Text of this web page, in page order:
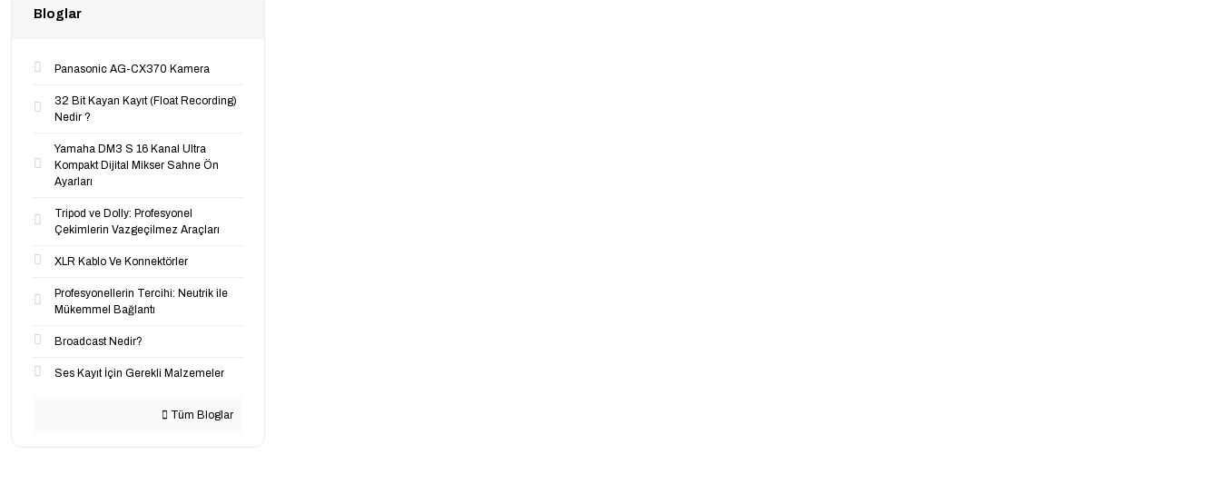
Bloglar
Panasonic AG-CX370 Kamera
32 Bit Kayan Kayıt (Float Recording)
Nedir ?
Yamaha DM3 S 16 Kanal Ultra
Kompakt Dijital Mikser Sahne Ön
Ayarları
Tripod ve Dolly: Profesyonel
Çekimlerin Vazgeçilmez Araçları
XLR Kablo Ve Konnektörler
Profesyonellerin Tercihi: Neutrik ile
Mükemmel Bağlantı
Broadcast Nedir?
Ses Kayıt İçin Gerekli Malzemeler
Tüm Bloglar